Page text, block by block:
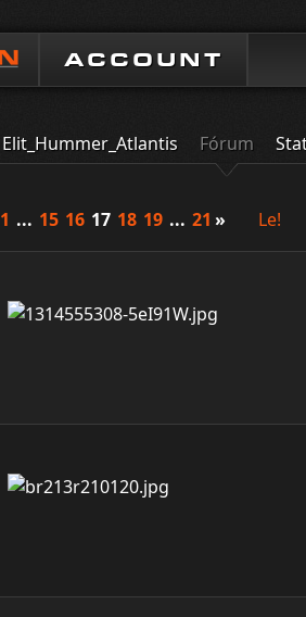
ACCOUNT
Elit_Hummer_Atlantis Fórum
1 ... 15 16 17 18 19 ... 21 » Le!